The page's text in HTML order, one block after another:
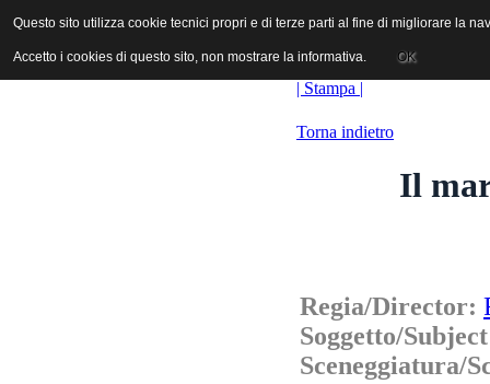
ANICA | Associazione Nazionale Industrie Cinematografiche
| Stampa |
Torna indietro
Il
Regia/Director:
Soggetto/
Sceneggiatura/
Questo sito utilizza cookie tecnici propri e di terze parti al fine di migliorare la
Accetto i cookies di questo sito, non mostrare la informativa. OK
Questo sito utilizza cookie tecnici propri e di terze parti al fine di migliorare la
Accetto i cookies di questo sito, non mostrare la informativa. OK